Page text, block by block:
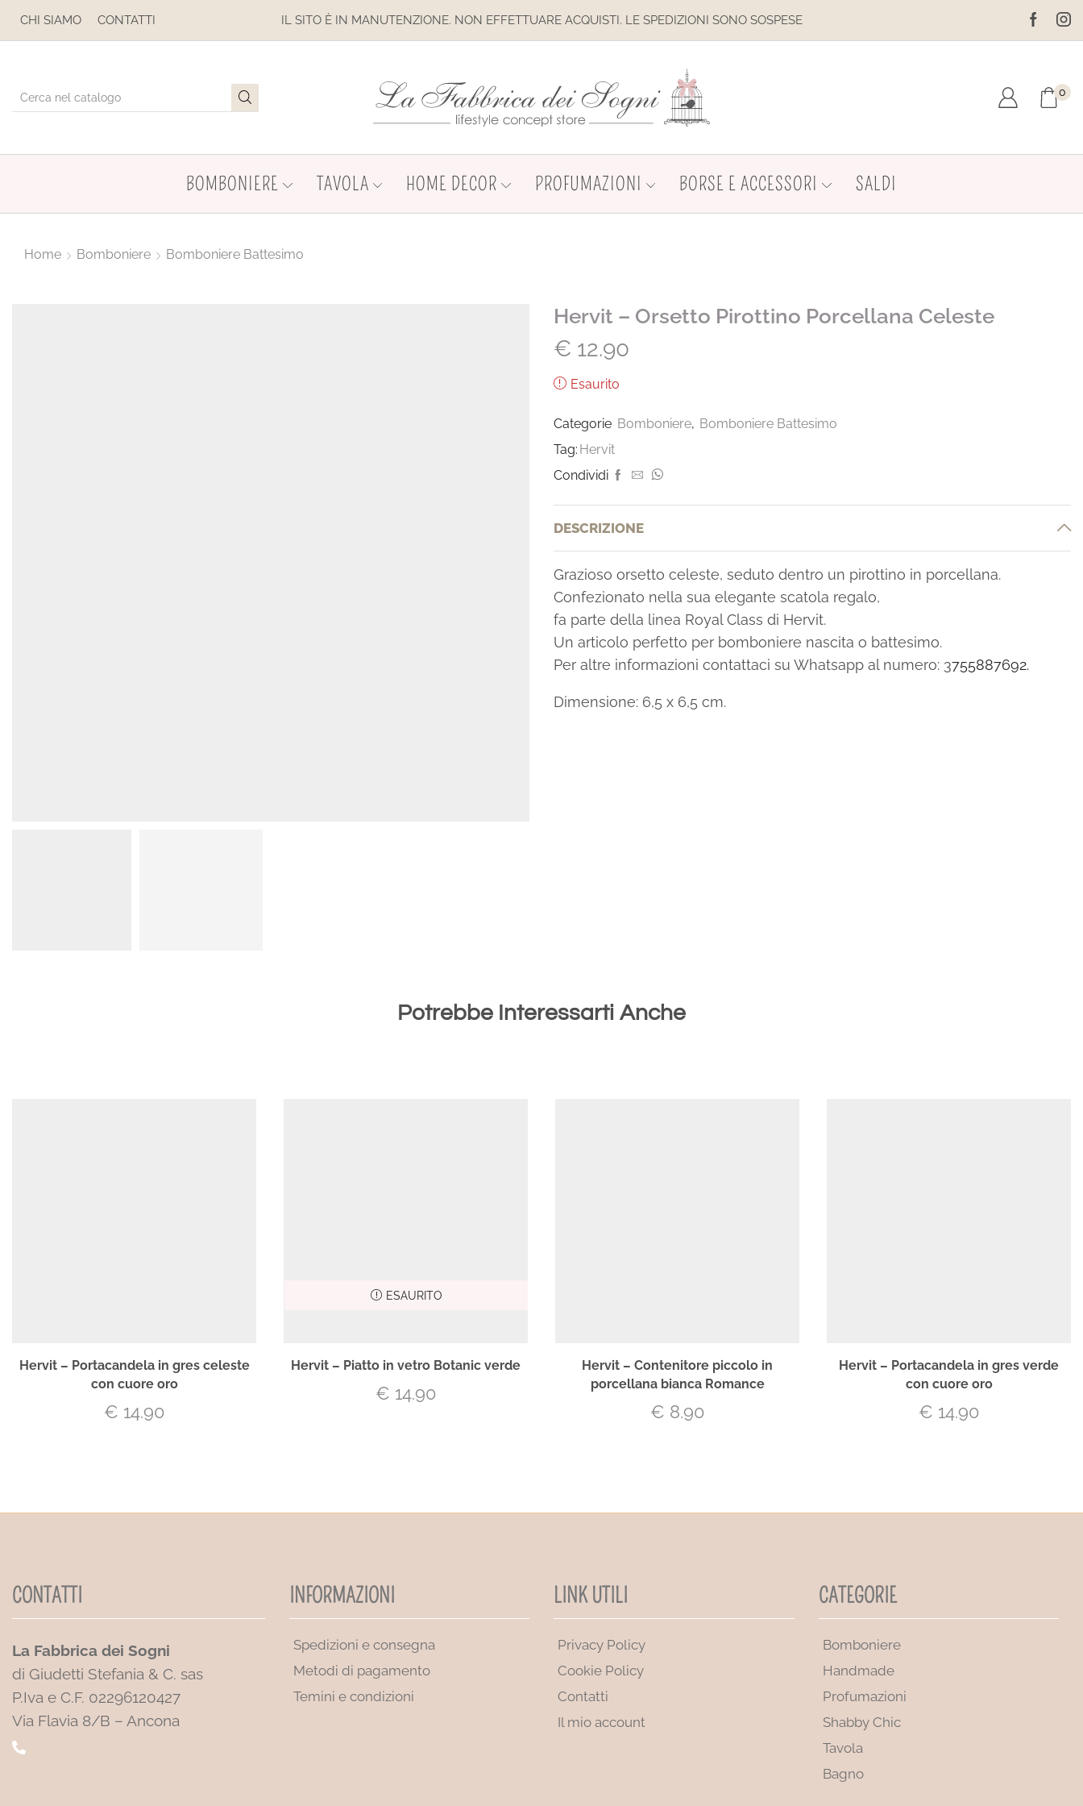
CHI SIAMO CONTATTI IL SITO È IN MANUTENZIONE. NON EFFETTUARE ACQUISTI. LE SPEDIZIONI SONO SOSPESE IL SITO È IN MANUTENZIONE.
0
BOMBONIERE TAVOLA HOME DECOR PROFUMAZIONI BORSE E ACCESSORI SALDI
Home Bomboniere Bomboniere Battesimo
Hervit – Orsetto Pirottino Porcellana Celeste
€ 12.90
Esaurito
Categorie Bomboniere, Bomboniere Battesimo
Tag: Hervit
Condividi
DESCRIZIONE
Grazioso orsetto celeste, seduto dentro un pirottino in porcellana.
Confezionato nella sua elegante scatola regalo,
fa parte della linea Royal Class di Hervit.
Un articolo perfetto per bomboniere nascita o battesimo.
Per altre informazioni contattaci su Whatsapp al numero: 3755887692.
Dimensione: 6,5 x 6,5 cm.
Potrebbe Interessarti Anche
Hervit – Portacandela in gres celeste
con cuore oro
€ 14.90
ESAURITO
Hervit – Piatto in vetro Botanic verde
€ 14.90
Hervit – Contenitore piccolo in
porcellana bianca Romance
€ 8.90
Hervit – Portacandela in gres verde
con cuore oro
€ 14.90
CONTATTI
La Fabbrica dei Sogni
di Giudetti Stefania & C. sas
P.Iva e C.F. 02296120427
Via Flavia 8/B – Ancona
INFORMAZIONI
Spedizioni e consegna
Metodi di pagamento
Temini e condizioni
LINK UTILI
Privacy Policy
Cookie Policy
Contatti
Il mio account
CATEGORIE
Bomboniere
Handmade
Profumazioni
Shabby Chic
Tavola
Bagno